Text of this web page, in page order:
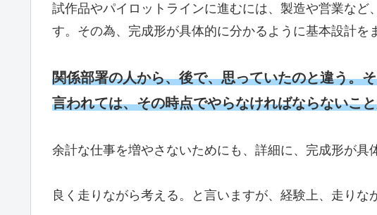
試作品やパイロットラインに進むには、製造や営業など
す。その為、完成形が具体的に分かるように基本設計を
関係部署の人から、後で、思っていたのと違う。
言われては、その時点でやらなければならないこ
余計な仕事を増やさないためにも、詳細に、完成形が具
良く走りながら考える。と言いますが、経験上、走りな